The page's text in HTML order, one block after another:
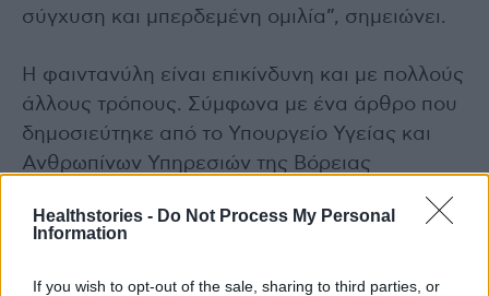
Healthstories - Do Not Process My Personal
Information
If you wish to opt-out of the sale, sharing to third parties, or
σύγχυση και μπερδεμένη ομιλία”, σημειώνει.
Η φαιντανύλη είναι επικίνδυνη και με πολλούς
άλλους τρόπους. Σύμφωνα με ένα άρθρο που
δημοσιεύτηκε από το Υπουργείο Υγείας και
Ανθρωπίνων Υπηρεσιών της Βόρειας
Καρολίνας (NCDHHS), το ισχυρό συνθετικό
οπιοειδές είναι 50 έως 100 φορές πιο ισχυρό
περίπου στο μέγεθος πέντε κόκκων αλατιού,